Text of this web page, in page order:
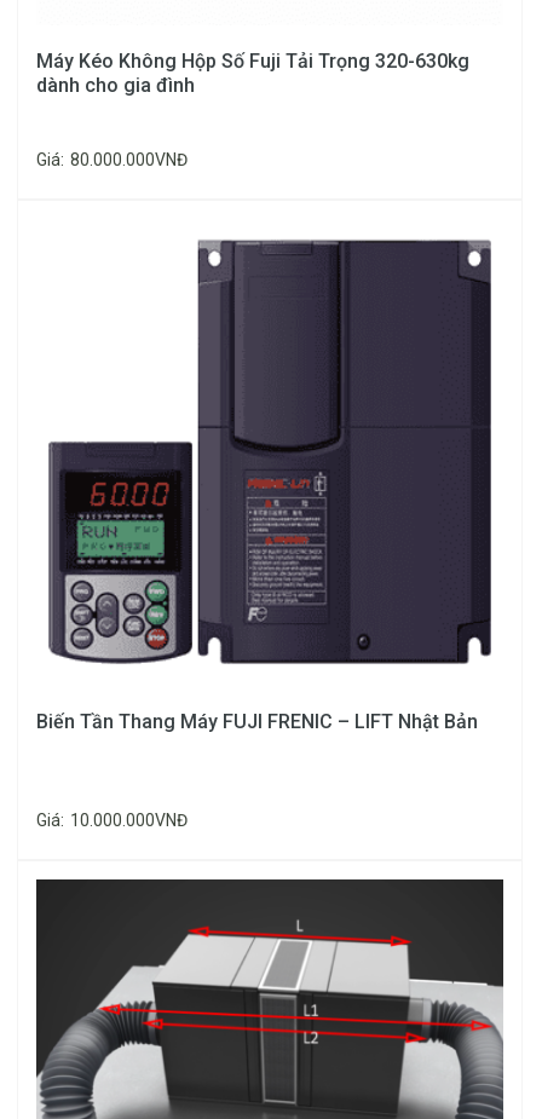
Chức năng của ray dẫn hướng thang
máy
Giữ cho cabin thang máy không rơi tự do khi
còn có chức năng đỡ máy.
Các trường hợp dùng V hoặc U làm ray dẫn hướng
thì ray chỉ có 1 tác dụng là dẫn hướng.
An toàn: dễ dàng trang bị thêm bộ thắng cơ khí.
Độ ổn định: Ray thẳng gần như tuyệt đối, hành
trình chạy luôn giữ được sự ổn định. Có bass 8 lỗ
khi nối các đỉnh ray lại với nhau, không phải hàn
Máy Kéo Không Hộp Số Fuji Tải Trọng 320-630kg
dành cho gia đình
Giá: 80.000.000VNĐ
Biến Tần Thang Máy FUJI FRENIC – LIFT Nhật Bản
Giá: 10.000.000VNĐ